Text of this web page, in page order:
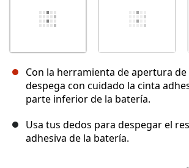
Con la herramienta de apertura de
despega con cuidado la cinta
parte inferior de la batería.
Usa tus dedos para despegar el
adhesiva de la batería.